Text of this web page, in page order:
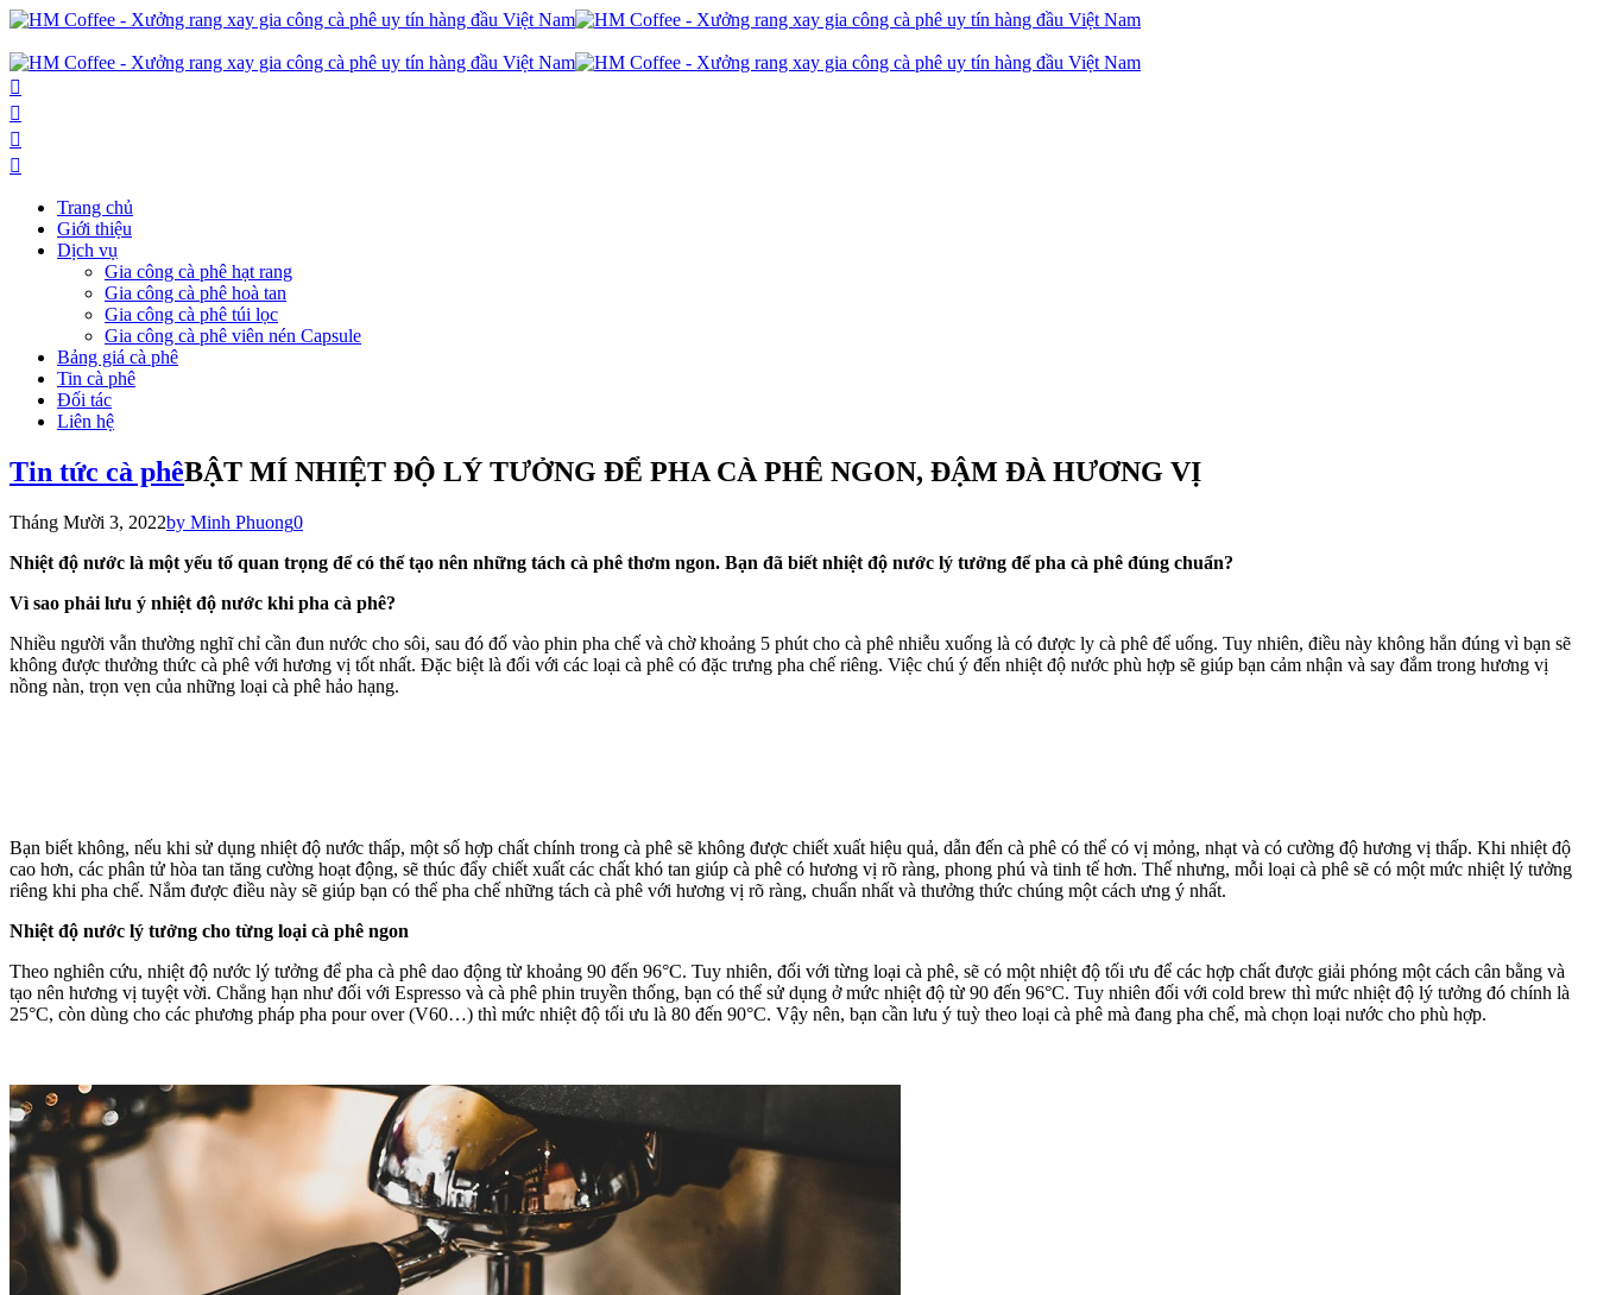
Trang chủ
Giới thiệu
Dịch vụ
Gia công cà phê hạt rang
Gia công cà phê hoà tan
Gia công cà phê túi lọc
Gia công cà phê viên nén Capsule
Bảng giá cà phê
Tin cà phê
Đối tác
Liên hệ
Tin tức cà phêBẬT MÍ NHIỆT ĐỘ LÝ TƯỞNG ĐỂ PHA CÀ PHÊ NGON, ĐẬM ĐÀ HƯƠNG VỊ
Tháng Mười 3, 2022by Minh Phuong0
Nhiệt độ nước là một yếu tố quan trọng để có thể tạo nên những tách cà phê thơm ngon. Bạn đã biết nhiệt độ nước lý tưởng để pha cà phê đúng chuẩn?
Vì sao phải lưu ý nhiệt độ nước khi pha cà phê?
Nhiều người vẫn thường nghĩ chỉ cần đun nước cho sôi, sau đó đổ vào phin pha chế và chờ khoảng 5 phút cho cà phê nhiễu xuống là có được ly cà phê để uống. Tuy nhiên, điều này không hẳn đúng vì bạn sẽ
không được thưởng thức cà phê với hương vị tốt nhất. Đặc biệt là đối với các loại cà phê có đặc trưng pha chế riêng. Việc chú ý đến nhiệt độ nước phù hợp sẽ giúp bạn cảm nhận và say đắm trong hương vị
nồng nàn, trọn vẹn của những loại cà phê hảo hạng.
Bạn biết không, nếu khi sử dụng nhiệt độ nước thấp, một số hợp chất chính trong cà phê sẽ không được chiết xuất hiệu quả, dẫn đến cà phê có thể có vị mỏng, nhạt và có cường độ hương vị thấp. Khi nhiệt độ
cao hơn, các phân tử hòa tan tăng cường hoạt động, sẽ thúc đẩy chiết xuất các chất khó tan giúp cà phê có hương vị rõ ràng, phong phú và tinh tế hơn. Thế nhưng, mỗi loại cà phê sẽ có một mức nhiệt lý tưởng
riêng khi pha chế. Nắm được điều này sẽ giúp bạn có thể pha chế những tách cà phê với hương vị rõ ràng, chuẩn nhất và thưởng thức chúng một cách ưng ý nhất.
Nhiệt độ nước lý tưởng cho từng loại cà phê ngon
Theo nghiên cứu, nhiệt độ nước lý tưởng để pha cà phê dao động từ khoảng 90 đến 96°C. Tuy nhiên, đối với từng loại cà phê, sẽ có một nhiệt độ tối ưu để các hợp chất được giải phóng một cách cân bằng và
tạo nên hương vị tuyệt vời. Chẳng hạn như đối với Espresso và cà phê phin truyền thống, bạn có thể sử dụng ở mức nhiệt độ từ 90 đến 96°C. Tuy nhiên đối với cold brew thì mức nhiệt độ lý tưởng đó chính là
25°C, còn dùng cho các phương pháp pha pour over (V60…) thì mức nhiệt độ tối ưu là 80 đến 90°C. Vậy nên, bạn cần lưu ý tuỳ theo loại cà phê mà đang pha chế, mà chọn loại nước cho phù hợp.